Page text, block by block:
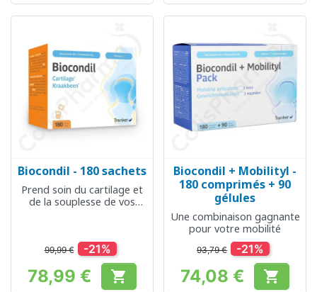
Biocondil - 180 sachets
Prend soin du cartilage et
de la souplesse de vos
99,99 € -21%
Prix
78,99 € 
Biocondil + Mobilityl -
180 comprimés + 90
gélules
Une combinaison gagnante
pour votre mobilité
93,79 € -21%
Prix
74,08 € 